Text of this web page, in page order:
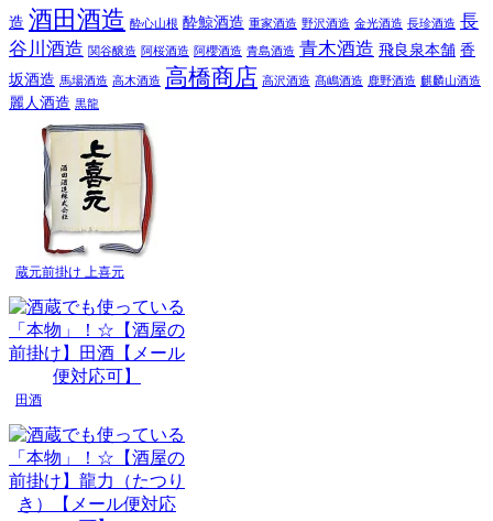
造 酒田酒造 酔心山根 酔鯨酒造 重家酒造 野沢酒造 金光酒造 長珍酒造 長
谷川酒造 関谷醸造 阿桜酒造 阿櫻酒造 青島酒造 青木酒造 飛良泉本舗 香
坂酒造 馬場酒造 高木酒造 高橋商店 高沢酒造 髙嶋酒造 鹿野酒造 麒麟山酒造
麗人酒造 黒龍
蔵元前掛け 上喜元
田酒